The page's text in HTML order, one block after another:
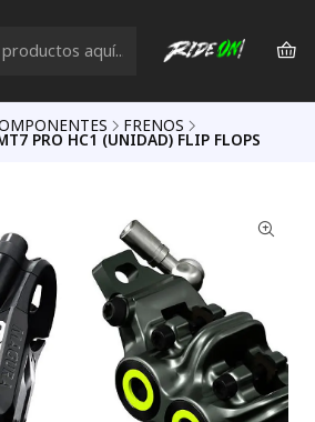
FRENOS
PRO HC1 (UNIDAD) FLIP FLOPS